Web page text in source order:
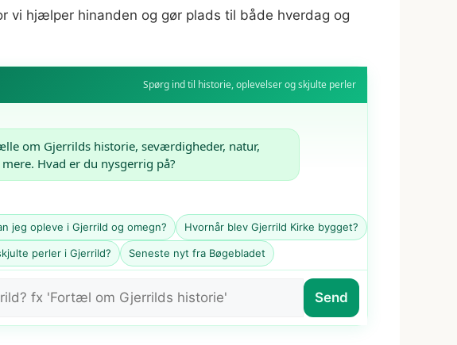
vi hjælper hinanden og gør plads til både hverdag og
Spørg ind til historie, oplevelser og skjulte perler
om Gjerrilds historie, seværdigheder, natur,
Hvad er du nysgerrig på?
jeg opleve i Gjerrild og omegn? Hvornår blev Gjerrild Kirke bygget?
perler i Gjerrild? Seneste nyt fra Bøgebladet
Send